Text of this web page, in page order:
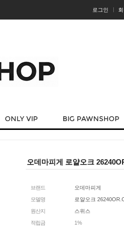
로그인
오데마피게 로얄오크
브랜드
오데마피게
모델명
로얄오크
원산지
스위스
적립금
1%